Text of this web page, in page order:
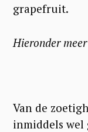
grapefruit.
Hieronder
Van de
inmiddels wel
S
r
c